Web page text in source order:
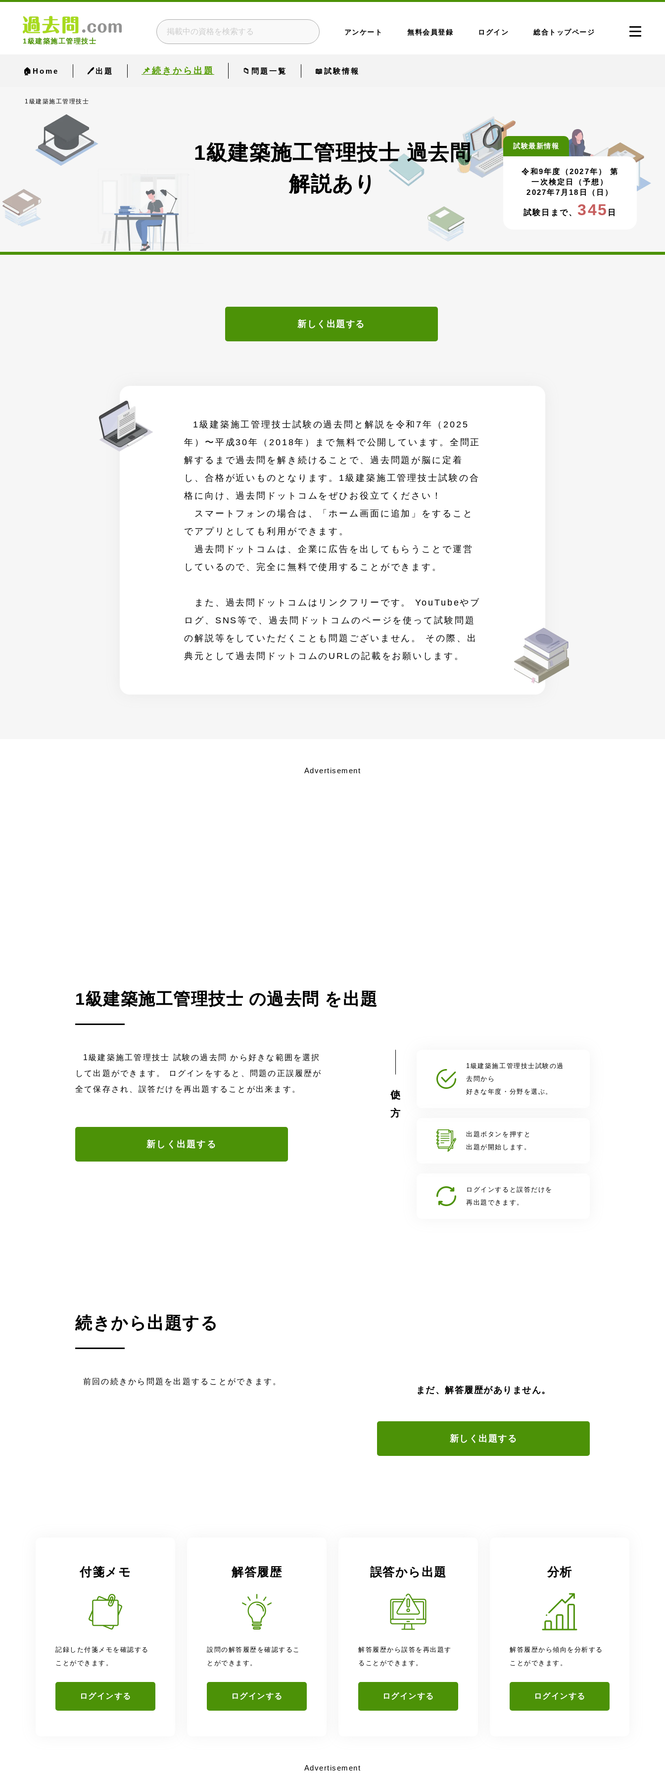
1級建築施工管理技士
アンケート 無料会員登録 ログイン 総合トップページ
🏠Home 🖊出題 📌続きから出題 📁問題一覧 📖試験情報
1級建築施工管理技士
1級建築施工管理技士 過去問
解説あり
試験最新情報
令和9年度（2027年） 第
一次検定日（予想）
2027年7月18日（日）
試験日まで、 345 日
新しく出題する
1級建築施工管理技士試験の過去問と解説を令和7年（2025
年）〜平成30年（2018年）まで無料で公開しています。全問正
解するまで過去問を解き続けることで、過去問題が脳に定着
し、合格が近いものとなります。1級建築施工管理技士試験の合
格に向け、過去問ドットコムをぜひお役立てください！
スマートフォンの場合は、「ホーム画面に追加」をすること
でアプリとしても利用ができます。
過去問ドットコムは、企業に広告を出してもらうことで運営
しているので、完全に無料で使用することができます。
また、過去問ドットコムはリンクフリーです。 YouTubeやブ
ログ、SNS等で、過去問ドットコムのページを使って試験問題
の解説等をしていただくことも問題ございません。 その際、出
典元として過去問ドットコムのURLの記載をお願いします。
Advertisement
1級建築施工管理技士 の過去問 を出題
1級建築施工管理技士 試験の過去問 から好きな範囲を選択
して出題ができます。 ログインをすると、問題の正誤履歴が
全て保存され、誤答だけを再出題することが出来ます。
新しく出題する
使い方
1級建築施工管理技士試験の過
去問から
好きな年度・分野を選ぶ。
出題ボタンを押すと
出題が開始します。
ログインすると誤答だけを
再出題できます。
続きから出題する
前回の続きから問題を出題することができます。
まだ、解答履歴がありません。
新しく出題する
付箋メモ
記録した付箋メモを確認する
ことができます。
ログインする
解答履歴
設問の解答履歴を確認するこ
とができます。
ログインする
誤答から出題
解答履歴から誤答を再出題す
ることができます。
ログインする
分析
解答履歴から傾向を分析する
ことができます。
ログインする
Advertisement